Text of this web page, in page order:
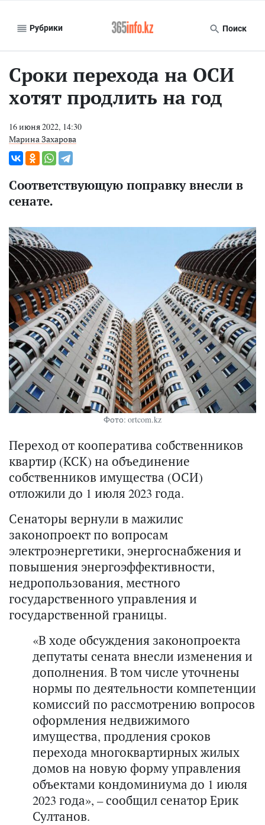
Рубрики Поиск
Сроки перехода на ОСИ
хотят продлить на год
16 июня 2022, 14:30
Марина Захарова
Соответствующую поправку внесли в
сенате.
Фото: ortcom.kz
Переход от кооператива собственников
квартир (КСК) на объединение
собственников имущества (ОСИ)
отложили до 1 июля 2023 года.
Сенаторы вернули в мажилис
законопроект по вопросам
электроэнергетики, энергоснабжения и
повышения энергоэффективности,
недропользования, местного
государственного управления и
государственной границы.
«В ходе обсуждения законопроекта
депутаты сената внесли изменения и
дополнения. В том числе уточнены
нормы по деятельности компетенции
комиссий по рассмотрению вопросов
оформления недвижимого
имущества, продления сроков
перехода многоквартирных жилых
домов на новую форму управления
объектами кондоминиума до 1 июля
2023 года», – сообщил сенатор Ерик
Султанов.